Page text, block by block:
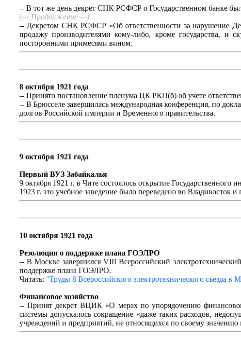
-- В тот же день декрет СНК РСФСР о Государственном банке
(--- Продолжение ---)
-- Декретом СНК РСФСР «Об ответственности за нарушение
продажу производителями кому-либо, кроме государства,
посторонними примесями вином.
8 октября 1921 года
-- Принято постановление пленума ЦК РКП(б) об учете
-- В Брюсселе завершилась международная конференция, по
долгов Российской империи и Временного правительства.
9 октября 1921 года
Первый ВУЗ Забайкалья
9 октября 1921 г. в Чите состоялось открытие
1923 г. это учебное заведение было переведено во Владивосток
10 октября 1921 года
Резолюция о поддержке плана ГОЭЛРО
-- В Москве завершился VIII Всероссийский
поддержке плана ГОЭЛРО.
Читать: "Труды 8 Всероссийского электротехнического съезда в
Финансовое хозяйство
-- Принят декрет ВЦИК «О мерах по упорядочению
системы допускалось сокращение «даже таких расходов,
учреждений и предприятий, не относящихся по своему значению